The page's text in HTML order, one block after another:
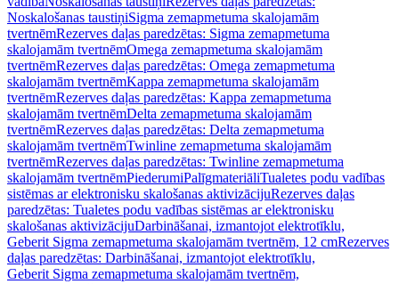
Noskalošanas taustiņiSigma zemapmetuma skalojamām
tvertnēmRezerves daļas paredzētas: Sigma zemapmetuma
skalojamām tvertnēmOmega zemapmetuma skalojamām
tvertnēmRezerves daļas paredzētas: Omega zemapmetuma
skalojamām tvertnēmKappa zemapmetuma skalojamām
tvertnēmRezerves daļas paredzētas: Kappa zemapmetuma
skalojamām tvertnēmDelta zemapmetuma skalojamām
tvertnēmRezerves daļas paredzētas: Delta zemapmetuma
skalojamām tvertnēmTwinline zemapmetuma skalojamām
tvertnēmRezerves daļas paredzētas: Twinline zemapmetuma
skalojamām tvertnēmPiederumiPalīgmateriāliTualetes podu vadības
sistēmas ar elektronisku skalošanas aktivizācijuRezerves daļas
paredzētas: Tualetes podu vadības sistēmas ar elektronisku
skalošanas aktivizācijuDarbināšanai, izmantojot elektrotīklu,
Geberit Sigma zemapmetuma skalojamām tvertnēm, 12 cmRezerves
daļas paredzētas: Darbināšanai, izmantojot elektrotīklu,
Geberit Sigma zemapmetuma skalojamām tvertnēm,